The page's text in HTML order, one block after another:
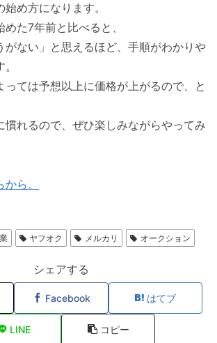
め方になります。
た7年前と比べると、
がない」と思えるほど、手順がわかりや
っては予想以上に価格が上がるので、と
慣れるので、ぜひ楽しみながらやってみ
ら。
ヤフオク メルカリ オークション
シェアする
Facebook はてブ
LINE コピー